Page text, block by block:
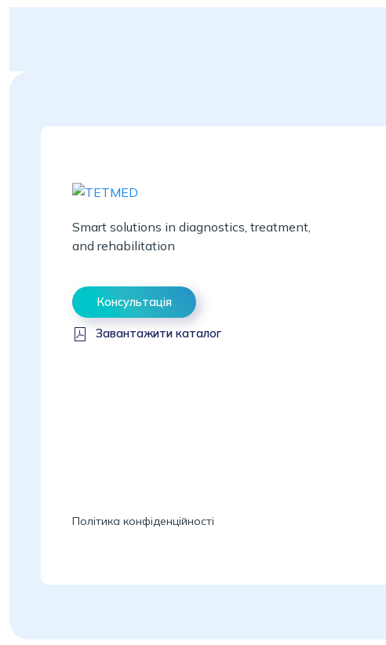
Smart solutions in diagnostics, treatment,
and rehabilitation
Консультація
Завантажити каталог
Політика конфіденційності